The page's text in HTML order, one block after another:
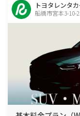
トヨタレンタ
船橋市宮本3-10-2